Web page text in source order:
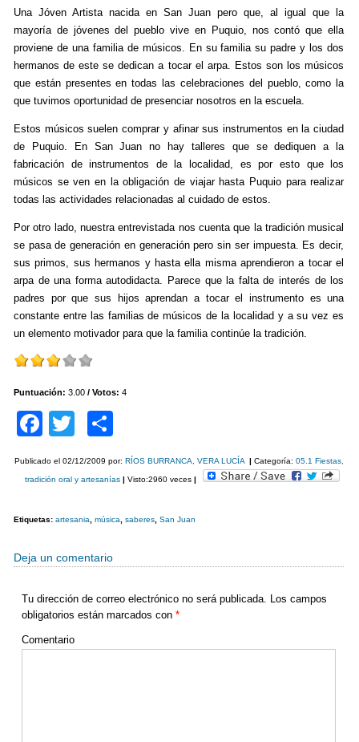
Una Jóven Artista nacida en San Juan pero que, al igual que la
mayoría de jóvenes del pueblo vive en Puquio, nos contó que ella
proviene de una familia de músicos. En su familia su padre y los dos
hermanos de este se dedican a tocar el arpa. Estos son los músicos
que están presentes en todas las celebraciones del pueblo, como la
que tuvimos oportunidad de presenciar nosotros en la escuela.
Estos músicos suelen comprar y afinar sus instrumentos en la ciudad
de Puquio. En San Juan no hay talleres que se dediquen a la
fabricación de instrumentos de la localidad, es por esto que los
músicos se ven en la obligación de viajar hasta Puquio para realizar
todas las actividades relacionadas al cuidado de estos.
Por otro lado, nuestra entrevistada nos cuenta que la tradición musical
se pasa de generación en generación pero sin ser impuesta. Es decir,
sus primos, sus hermanos y hasta ella misma aprendieron a tocar el
arpa de una forma autodidacta. Parece que la falta de interés de los
padres por que sus hijos aprendan a tocar el instrumento es una
constante entre las familias de músicos de la localidad y a su vez es
un elemento motivador para que la familia continúe la tradición.
Puntuación: 3.00 / Votos: 4
F
c
b
o
k
tt
m
ar
Publicado el02/12/2009 por:RÍOS BURRANCA, VERA LUCÍA | Categoría:05.1 Fiestas,
tradición oral y artesanías | Visto:2960 veces|
Etiquetas: artesania música saberes San Juan
Deja un comentario
Tu dirección de correo electrónico no será publicada. Los campos
obligatorios están marcados con *
Comentario